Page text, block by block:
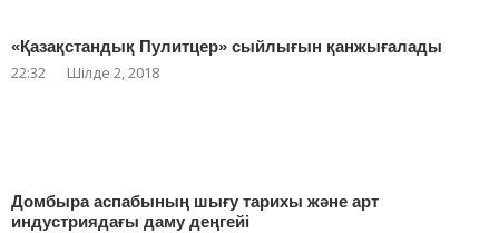
«Қазақстандық Пулитцер» сыйлығын қанжығалады
22:32 Шілде 2, 2018
Домбыра аспабының шығу тарихы және арт
индустриядағы даму деңгейі